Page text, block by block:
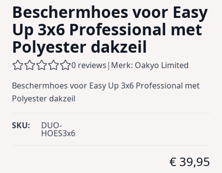
Beschermhoes voor Easy
Up 3x6 Professional met
Polyester dakzeil
0 reviews| Merk: Oakyo Limited
Beschermhoes voor Easy Up 3x6 Professional met
Polyester dakzeil
SKU: DUO-
HOES3x6
€ 39,95